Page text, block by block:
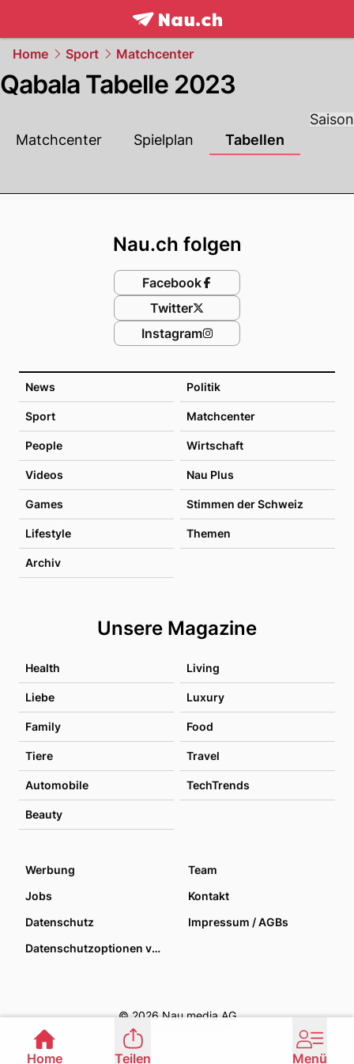
frontpage.NAU.ch
Home Sport Matchcenter
Qabala Tabelle 2023
Saison
Matchcenter
Spielplan Tabellen
News Politik
Sport Matchcenter
People Wirtschaft
Videos Nau Plus
Games Stimmen der Schweiz
Lifestyle Themen
Archiv
Unsere Magazine
Health Living
Liebe Luxury
Family Food
Tiere Travel
Automobile TechTrends
Beauty
Nau.ch folgen
Facebook
Twitter
Instagram
Werbung
Team
Jobs
Kontakt
Datenschutz
Impressum / AGBs
Datenschutzoptionen verwalten
© 2026 Nau media AG
Home Teilen Menü